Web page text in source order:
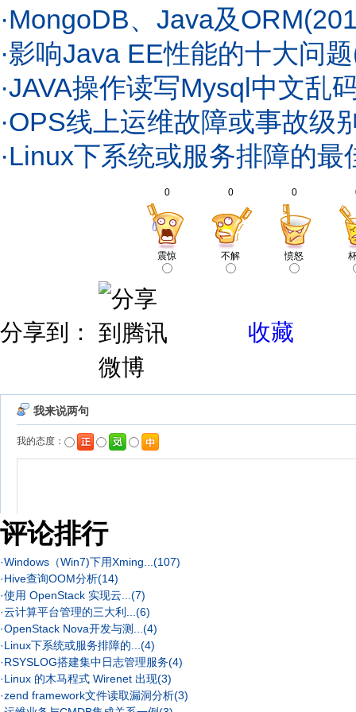
·MongoDB、Java及ORM
·影响Java EE性能的十大问题
·JAVA操作读写Mysql中文乱
·OPS线上运维故障或事故级
·Linux下系统或服务排障的最
0
震惊
0
不解
0
愤怒
分享到： 收藏
评论排行
·Windows（Win7)下用Xming... (107)
·Hive查询OOM分析(14)
·使用 OpenStack 实现云... (7)
·云计算平台管理的三大利... (6)
·OpenStack Nova开发与测... (4)
·Linux下系统或服务排障的... (4)
·RSYSLOG搭建集中日志管理服务(4)
·Linux 的木马程式 Wirenet 出现(3)
·zend framework文件读取漏洞分析(3)